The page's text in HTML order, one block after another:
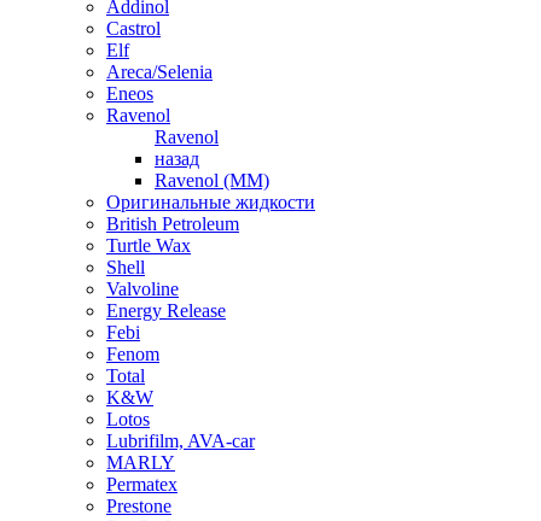
Addinol
Castrol
Elf
Areca/Selenia
Eneos
Ravenol
Ravenol
назад
Ravenol (ММ)
Оригинальные жидкости
British Petroleum
Turtle Wax
Shell
Valvoline
Energy Release
Febi
Fenom
Total
K&W
Lotos
Lubrifilm, AVA-car
MARLY
Permatex
Prestone